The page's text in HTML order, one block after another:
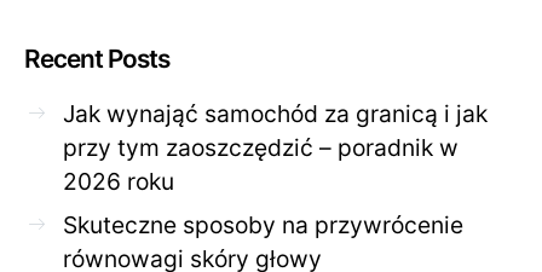
Recent Posts
Jak wynająć samochód za granicą i jak
przy tym zaoszczędzić – poradnik w
2026 roku
Skuteczne sposoby na przywrócenie
równowagi skóry głowy